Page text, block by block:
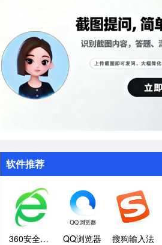
软件推荐
360安全浏览器 QQ浏览器 搜狗输入法